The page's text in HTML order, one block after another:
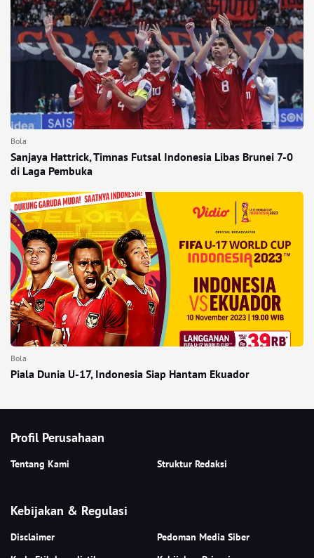
Bola
Sanjaya Hattrick, Timnas Futsal Indonesia Libas Brunei 7-0
di Laga Pembuka
Bola
Piala Dunia U-17, Indonesia Siap Hantam Ekuador
Profil Perusahaan
Tentang Kami Struktur Redaksi
Kebijakan & Regulasi
Disclaimer
Pedoman Media Siber